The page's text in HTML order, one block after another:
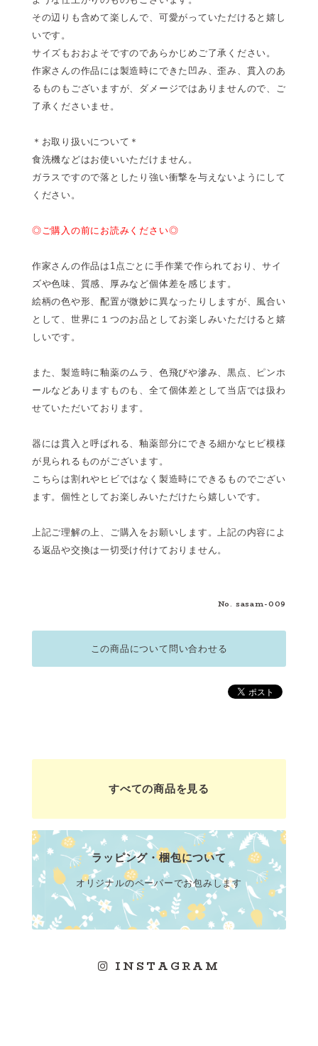
その辺りも含めて楽しんで、可愛がっていただけると嬉し
いです。
サイズもおおよそですのであらかじめご了承ください。
作家さんの作品には製造時にできた凹み、歪み、貫入のあ
るものもございますが、ダメージではありませんので、ご
了承くださいませ。
＊お取り扱いについて＊
食洗機などはお使いいただけません。
ガラスですので落としたり強い衝撃を与えないようにして
ください。
◎ご購入の前にお読みください◎
作家さんの作品は1点ごとに手作業で作られており、サイ
ズや色味、質感、厚みなど個体差を感じます。
絵柄の色や形、配置が微妙に異なったりしますが、風合い
として、世界に１つのお品としてお楽しみいただけると嬉
しいです。
また、製造時に釉薬のムラ、色飛びや滲み、黒点、ピンホ
ールなどありますものも、全て個体差として当店では扱わ
せていただいております。
器には貫入と呼ばれる、釉薬部分にできる細かなヒビ模様
が見られるものがございます。
こちらは割れやヒビではなく製造時にできるものでござい
ます。個性としてお楽しみいただけたら嬉しいです。
上記ご理解の上、ご購入をお願いします。上記の内容によ
る返品や交換は一切受け付けておりません。
No. sasam-009
この商品について問い合わせる
すべての商品を見る
ラッピング・梱包について
オリジナルのペーパーでお包みします
INSTAGRAM